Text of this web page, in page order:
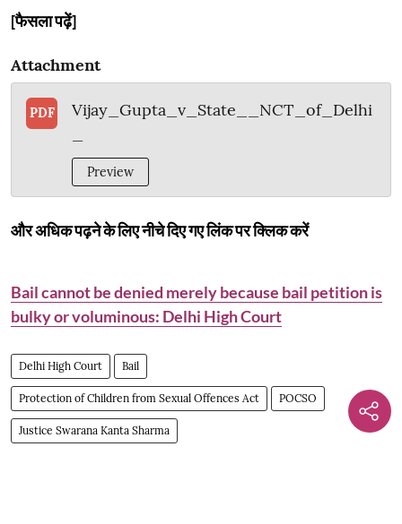
[फैसला पढ़ें]
Attachment
PDF
Vijay_Gupta_v_State__NCT_of_Delhi
Preview
और अधिक पढ़ने के लिए नीचे दिए गए लिंक पर क्लिक करें
Bail cannot be denied merely because bail petition is
bulky or voluminous: Delhi High Court
Delhi High Court Bail
Protection of Children from Sexual Offences Act POCSO
Justice Swarana Kanta Sharma